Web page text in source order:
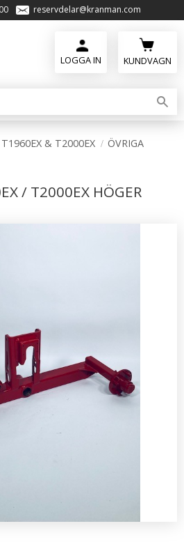
reservdelar@kranman.com
KUNDVAGN
T1960EX & T2000EX
ÖVRIGA
/ T2000EX HÖGER